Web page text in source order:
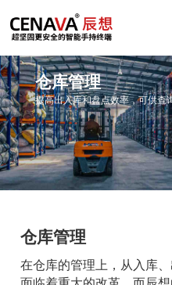
仓库管理
提高出入库和盘点效率，
仓库管理